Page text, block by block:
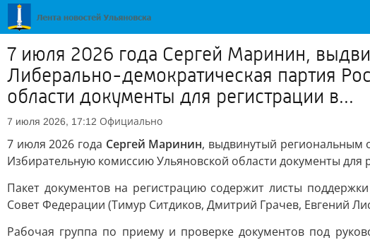
7 июля 2026 года Сергей Маринин,
Либерально-демократическая партия
области документы для регистрации в...
7 июля 2026, 17:12 Официально
7 июля 2026 года Сергей Маринин, выдвинутый региональным
Избирательную комиссию Ульяновской области документы для
Пакет документов на регистрацию содержит листы
Совет Федерации (Тимур Ситдиков, Дмитрий Грачев, Евгений
Рабочая группа по приему и проверке документов под